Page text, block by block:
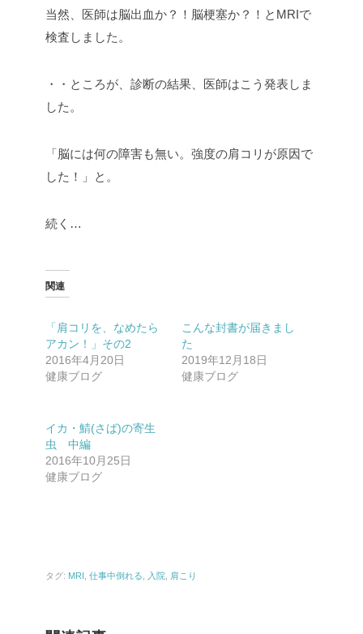
当然、医師は脳出血か？！脳梗塞か？！とMRIで
検査しました。
・・ところが、診断の結果、医師はこう発表しま
した。
「脳には何の障害も無い。強度の肩コリが原因で
した！」と。
続く…
関連
「肩コリを、なめたら
アカン！」その2
2016年4月20日
健康ブログ
こんな封書が届きまし
た
2019年12月18日
健康ブログ
イカ・鯖(さば)の寄生
虫 中編
2016年10月25日
健康ブログ
タグ: MRI 仕事中倒れる 入院 肩こり